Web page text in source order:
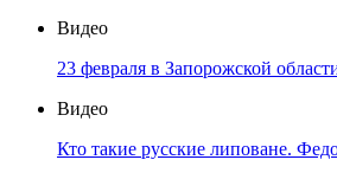
Видео
23 февраля в Запорожской
Видео
Кто такие русские липоване.